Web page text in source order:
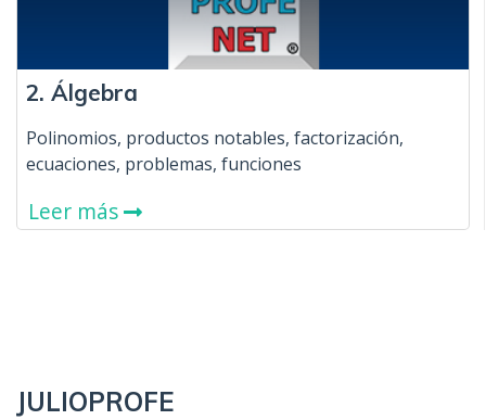
2. Álgebra
Polinomios, productos notables, factorización,
ecuaciones, problemas, funciones
Leer más
JULIOPROFE